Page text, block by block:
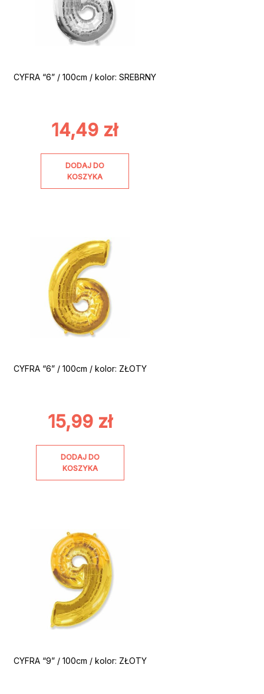
CYFRA “6” / 100cm / kolor: SREBRNY
14,49 zł
DODAJ DO
KOSZYKA
CYFRA “6” / 100cm / kolor: ZŁOTY
15,99 zł
DODAJ DO
KOSZYKA
CYFRA “9” / 100cm / kolor: ZŁOTY